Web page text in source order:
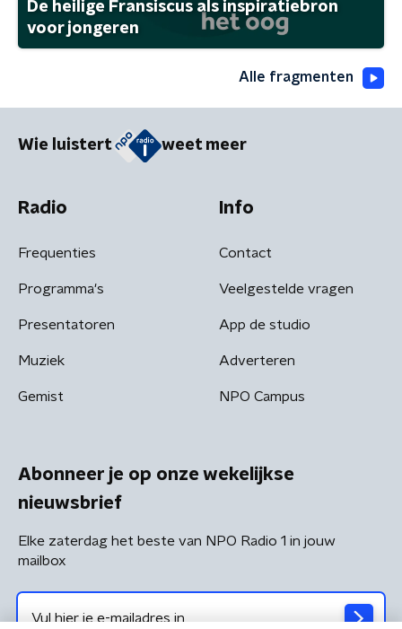
De heilige Fransiscus als inspiratiebron
voor jongeren
Alle fragmenten
Wie luistert weet meer
Radio
Frequenties
Programma's
Presentatoren
Muziek
Gemist
Info
Contact
Veelgestelde vragen
App de studio
Adverteren
NPO Campus
Abonneer je op onze wekelijkse
nieuwsbrief
Elke zaterdag het beste van NPO Radio 1 in jouw
mailbox